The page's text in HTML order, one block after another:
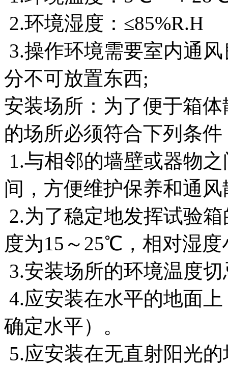
2.环境湿度：≤85%R.H
3.操作环境需要室内通
分不可放置东西;
安装场所：为了便于箱
的场所必须符合下列条件
1.与相邻的墙壁或器物
间，方便维护保养和通风
2.为了稳定地发挥试验
度为15～25℃，相对湿度
3.安装场所的环境温度
4.应安装在水平的地面
确定水平）。
5.应安装在无直射阳光